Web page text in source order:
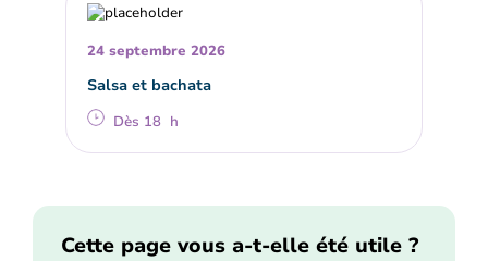
24 septembre 2026
Salsa et bachata
Dès 18 h
Cette page vous a-t-elle été utile ?